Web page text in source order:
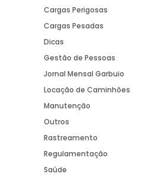
Cargas Perigosas
Cargas Pesadas
Dicas
Gestão de Pessoas
Jornal Mensal Garbuio
Locação de Caminhões
Manutenção
Outros
Rastreamento
Regulamentação
Saúde